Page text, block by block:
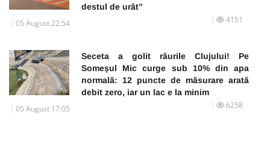
destul de urât”
05 August 22:54 4151
Seceta a golit râurile Clujului! Pe
Someșul Mic curge sub 10% din apa
normală: 12 puncte de măsurare arată
debit zero, iar un lac e la minim
05 August 17:05 6258